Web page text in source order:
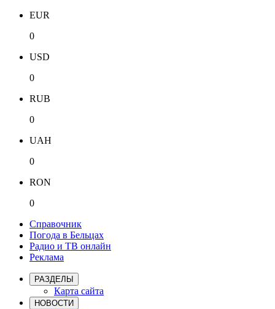
EUR
0
USD
0
RUB
0
UAH
0
RON
0
Справочник
Погода в Бельцах
Радио и ТВ онлайн
Реклама
РАЗДЕЛЫ
Карта сайта
НОВОСТИ